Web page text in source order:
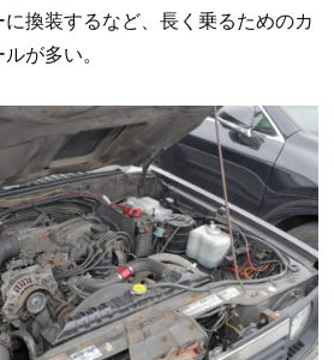
換装するなど、長く乗るためのカ
が多い。